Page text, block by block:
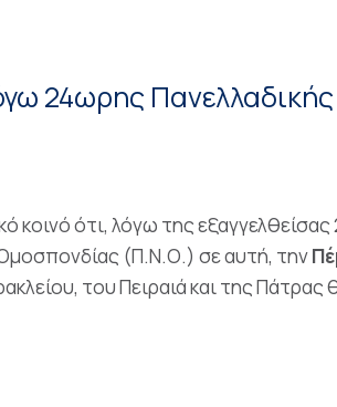
24ωρης
κοινό ότι, λόγω της
(Π.Ν.Ο.) σε αυτή, την
του Πειραιά και της